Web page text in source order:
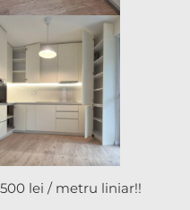
lei / metru liniar!!